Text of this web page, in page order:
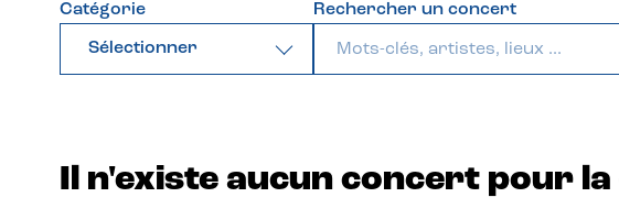
Catégorie
Sélectionner
Rechercher un concert
Il n'existe aucun concert pour la